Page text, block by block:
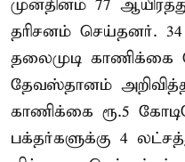
முன்தினம் 77
தரிசனம் செய்தனர்.
தலைமுடி காணிக்கை
தேவஸ்தானம்
காணிக்கை ரூ.5
பக்தர்களுக்கு 4